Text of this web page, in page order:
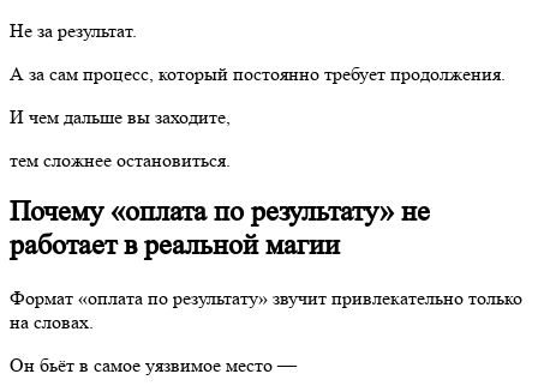
Не за результат.
А за сам процесс, который постоянно требует продолжения.
И чем дальше вы заходите,
тем сложнее остановиться.
Почему «оплата по результату» не
работает в реальной магии
Формат «оплата по результату» звучит привлекательно только
на словах.
Он бьёт в самое уязвимое место —